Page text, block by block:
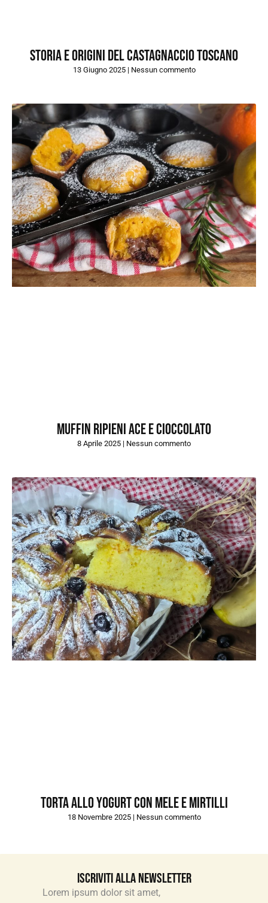
Storia e origini del castagnaccio toscano
13 Giugno 2025 Nessun commento
MUFFIN RIPIENI ACE E CIOCCOLATO
8 Aprile 2025 Nessun commento
Torta allo yogurt con mele e mirtilli
18 Novembre 2025 Nessun commento
Iscriviti alla newsletter
Lorem ipsum dolor sit amet,